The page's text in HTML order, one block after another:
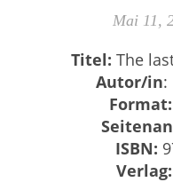
Mai 11,
Titel: The
Autor/in:
Format:
ISBN:
Verlag: